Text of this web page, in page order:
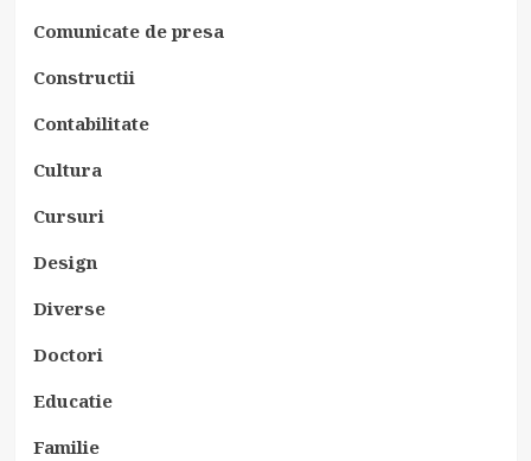
Comunicate de presa
Constructii
Contabilitate
Cultura
Cursuri
Design
Diverse
Doctori
Educatie
Familie